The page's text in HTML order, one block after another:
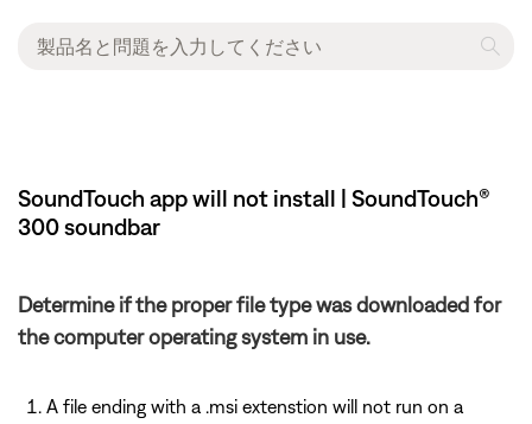
SoundTouch app will not install | SoundTouch®
300 soundbar
Determine if the proper file type was downloaded for
the computer operating system in use.
A file ending with a .msi extenstion will not run on a